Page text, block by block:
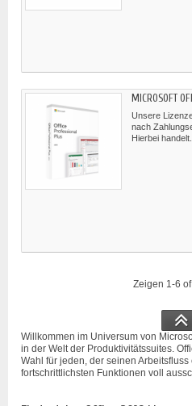
MICROSOFT
Unsere
nach
Hierbei
Zeigen 1-6 of
Willkommen im Universum von
in der Welt der Produktivitätssuites.
Wahl für jeden, der seinen
fortschrittlichsten Funktionen voll